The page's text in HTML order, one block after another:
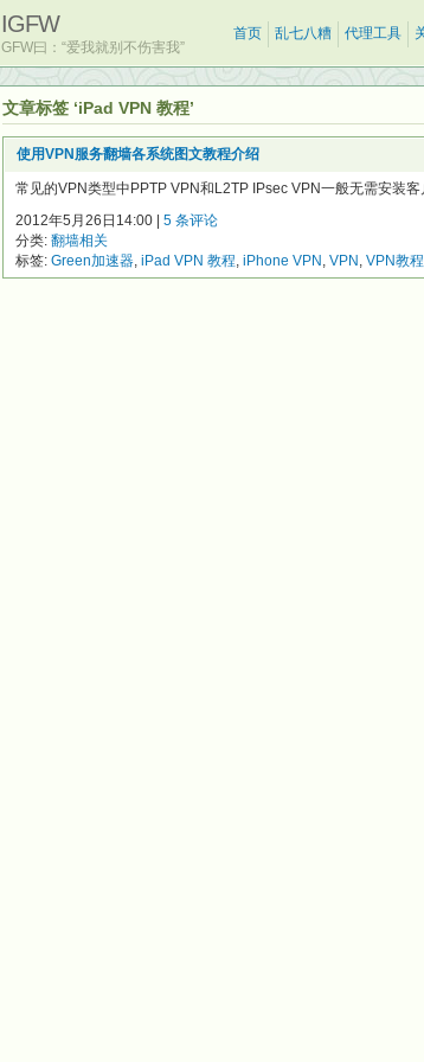
IGFW
GFW曰：“爱我就别不伤害我”
首页 乱七八糟 代理工具
文章标签 ‘iPad VPN 教程’
使用VPN服务翻墙各系统图文教程介绍
常见的VPN类型中PPTP VPN和L2TP IPsec VPN一般无需安装
2012年5月26日14:00 | 5 条评论
分类: 翻墙相关
标签: Green加速器, iPad VPN 教程, iPhone VPN , VPN , VPN教程